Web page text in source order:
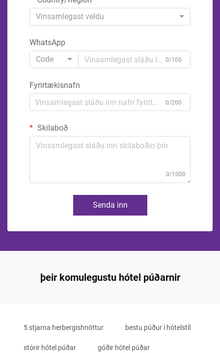
Vinsamlegast veldu
WhatsApp
Code
0/100
Fyrirtækisnafn
0/200
Skilaboð
0/1000
Senda inn
þeir komulegustu hótel púðarnir
5 stjarna herbergishnöttur bestu púður í hótelstíl
stórir hótel púðar góðir hótel púðar